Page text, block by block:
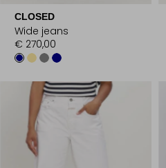
CLOSED
Wide jeans
€ 270,00